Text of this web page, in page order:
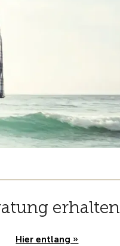
erhalten
Hier entlang »